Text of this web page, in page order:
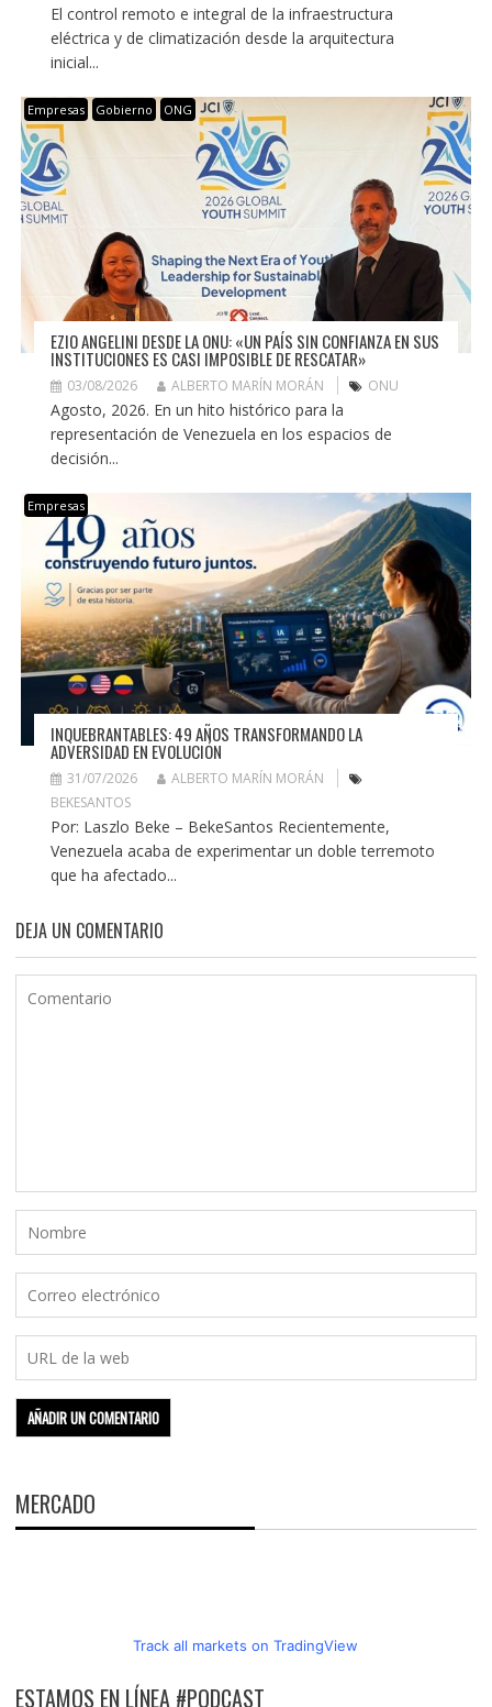
El control remoto e integral de la infraestructura
eléctrica y de climatización desde la arquitectura
inicial...
Empresas Gobierno ONG
EZIO ANGELINI DESDE LA ONU: «UN PAÍS SIN CONFIANZA EN SUS
INSTITUCIONES ES CASI IMPOSIBLE DE RESCATAR»
03/08/2026 ALBERTO MARÍN MORÁN ONU
Agosto, 2026. En un hito histórico para la
representación de Venezuela en los espacios de
decisión...
Empresas
INQUEBRANTABLES: 49 AÑOS TRANSFORMANDO LA
ADVERSIDAD EN EVOLUCIÓN
31/07/2026
ALBERTO MARÍN MORÁN
BEKESANTOS
Por: Laszlo Beke – BekeSantos Recientemente,
Venezuela acaba de experimentar un doble terremoto
que ha afectado...
DEJA UN COMENTARIO
MERCADO
Track all markets on TradingView
ESTAMOS EN LÍNEA #PODCAST